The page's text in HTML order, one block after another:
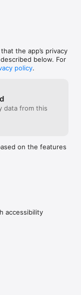
бонусы
the app’s privacy
below. For
policy.
data from this
on the features
accessibility